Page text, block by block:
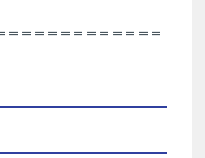
＝＝＝＝＝＝＝＝＝＝＝＝